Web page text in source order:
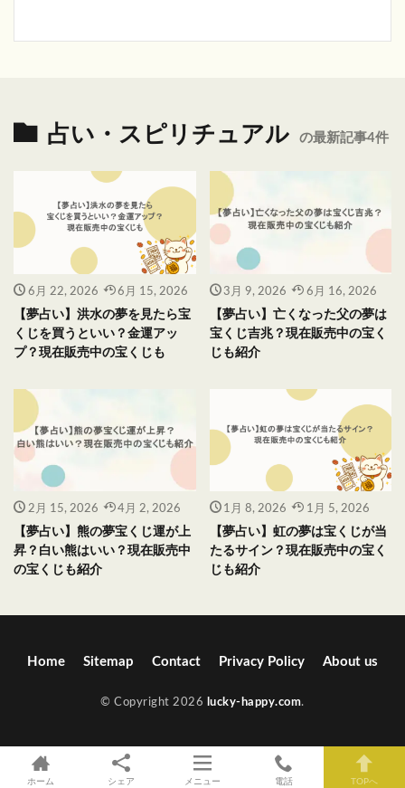
占い・スピリチュアル の最新記事4件
6月 22, 2026 6月 15, 2026
【夢占い】洪水の夢を見たら宝
くじを買うといい？金運アッ
プ？現在販売中の宝くじも
3月 9, 2026 6月 16, 2026
【夢占い】亡くなった父の夢は
宝くじ吉兆？現在販売中の宝く
じも紹介
2月 15, 2026 4月 2, 2026
【夢占い】熊の夢宝くじ運が上
昇？白い熊はいい？現在販売中
の宝くじも紹介
1月 8, 2026 1月 5, 2026
【夢占い】虹の夢は宝くじが当
たるサイン？現在販売中の宝く
じも紹介
Home Sitemap Contact Privacy Policy About us
© Copyright 2026 lucky-happy.com.
ホーム シェア メニュー 電話 TOPへ